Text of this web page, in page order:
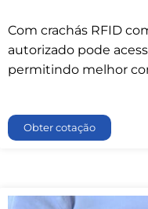
Com crachás RFID
autorizado pode
permitindo melhor
Obter cotação